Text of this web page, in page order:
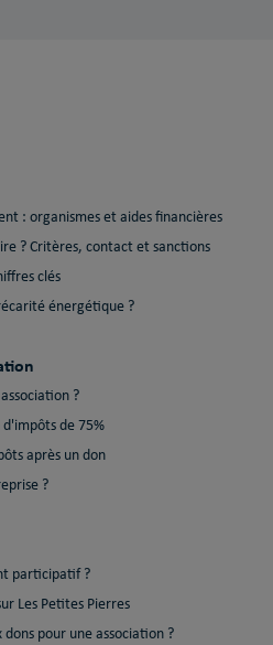
: organismes et aides financières
? Critères, contact et sanctions
clés
énergétique ?
?
de 75%
après un don
?
participatif ?
Les Petites Pierres
pour une association ?